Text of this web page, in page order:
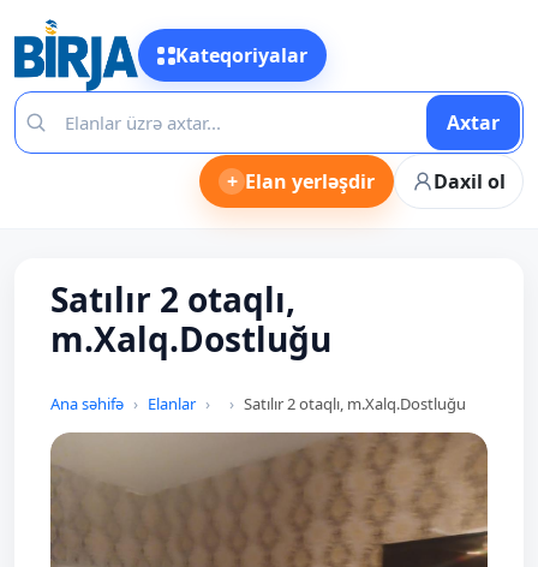
Kateqoriyalar
Axtar
+ Elan yerləşdir Daxil ol
Satılır 2 otaqlı,
m.Xalq.Dostluğu
Ana səhifə Elanlar Satılır 2 otaqlı, m.Xalq.Dostluğu